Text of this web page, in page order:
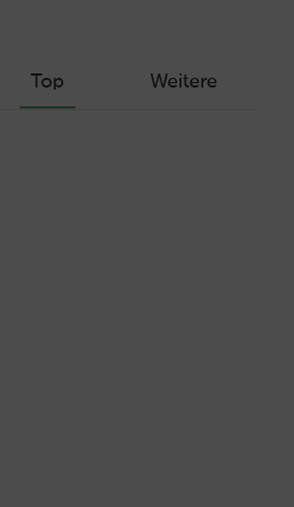
Top Weitere